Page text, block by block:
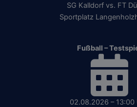
SG Kalldorf vs. FT
Sportplatz
Fußball –
02.08.2026 – 13:00